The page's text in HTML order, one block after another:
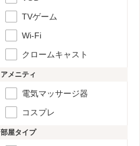
TVゲーム
Wi-Fi
クロームキャスト
アメニティ
電気マッサージ器
コスプレ
部屋タイプ